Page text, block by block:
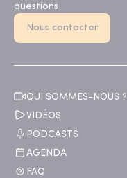
questions
Nous contacter
QUI SOMMES-NOUS ?
VIDÉOS
PODCASTS
AGENDA
FAQ